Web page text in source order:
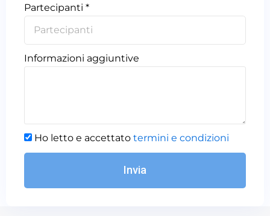
Partecipanti *
Informazioni aggiuntive
Ho letto e accettato termini e condizioni
Invia